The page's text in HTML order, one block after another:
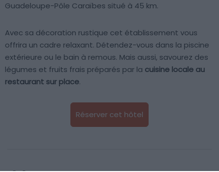
Guadeloupe-Pôle Caraïbes situé à 45 km.
Avec sa décoration rustique cet établissement vous
offrira un cadre relaxant. Détendez-vous dans la piscine
extérieure ou le bain à remous. Mais aussi, savourez des
légumes et fruits frais préparés par la cuisine locale au
restaurant sur place.
Réserver cet hôtel